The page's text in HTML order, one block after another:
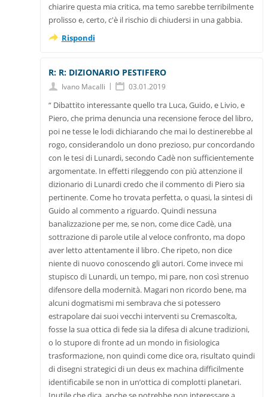
chiarire questa mia critica, ma temo sarebbe terribilmente
prolisso e, certo, c'è il rischio di chiudersi in una gabbia.
Rispondi
R: R: DIZIONARIO PESTIFERO
Ivano Macalli | 03.01.2019
“ Dibattito interessante quello tra Luca, Guido, e Livio, e
Piero, che prima denuncia una recensione feroce del libro,
poi ne tesse le lodi dichiarando che mai lo destinerebbe al
rogo, considerandolo un dono prezioso, pur concordando
con le tesi di Lunardi, secondo Cadè non sufficientemente
argomentate. In effetti rileggendo con più attenzione il
dizionario di Lunardi credo che il commento di Piero sia
pertinente. Come ho trovata perfetta, o quasi, la sintesi di
Guido al commento a riguardo. Quindi nessuna
banalizzazione per me, se non, come dice Cadè, una
sottrazione di parole utile al veloce confronto, ma dopo
aver letto attentamente il libro. Che ripeto, non dice
niente di nuovo conoscendo gli autori. Come invece mi
stupisco di Lunardi, un tempo, mi pare, non così strenuo
difensore della modernità. Magari non ricordo bene, ma
alcuni dogmatismi mi sembrava che si potessero
estrapolare dai suoi vecchi interventi su Cremascolta,
fosse la sua ottica di fede sia la difesa di alcune tradizioni,
o lo stupore di fronte ad un mondo in fisiologica
trasformazione, non quindi come dice ora, risultato quindi
di disegni strategici di un deus ex machina difficilmente
identificabile se non in un’ottica di complotti planetari.